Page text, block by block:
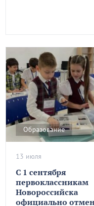
Образование
С 1 сентября
первоклассникам
Новороссийска
официально
13 июля